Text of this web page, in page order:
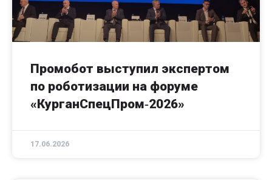
Промобот выступил экспертом
по роботизации на форуме
«КурганСпецПром‑2026»
17.06.2026